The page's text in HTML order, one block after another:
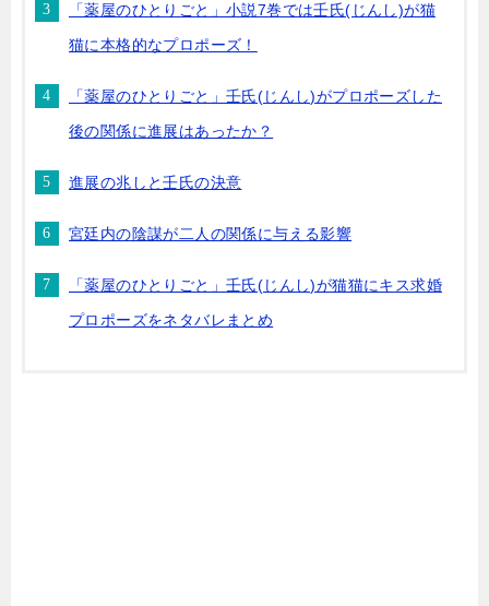
「薬屋のひとりごと」小説7巻では壬氏(じんし)が猫
猫に本格的なプロポーズ！
「薬屋のひとりごと」壬氏(じんし)がプロポーズした
後の関係に進展はあったか？
進展の兆しと壬氏の決意
宮廷内の陰謀が二人の関係に与える影響
「薬屋のひとりごと」壬氏(じんし)が猫猫にキス求婚
プロポーズをネタバレまとめ